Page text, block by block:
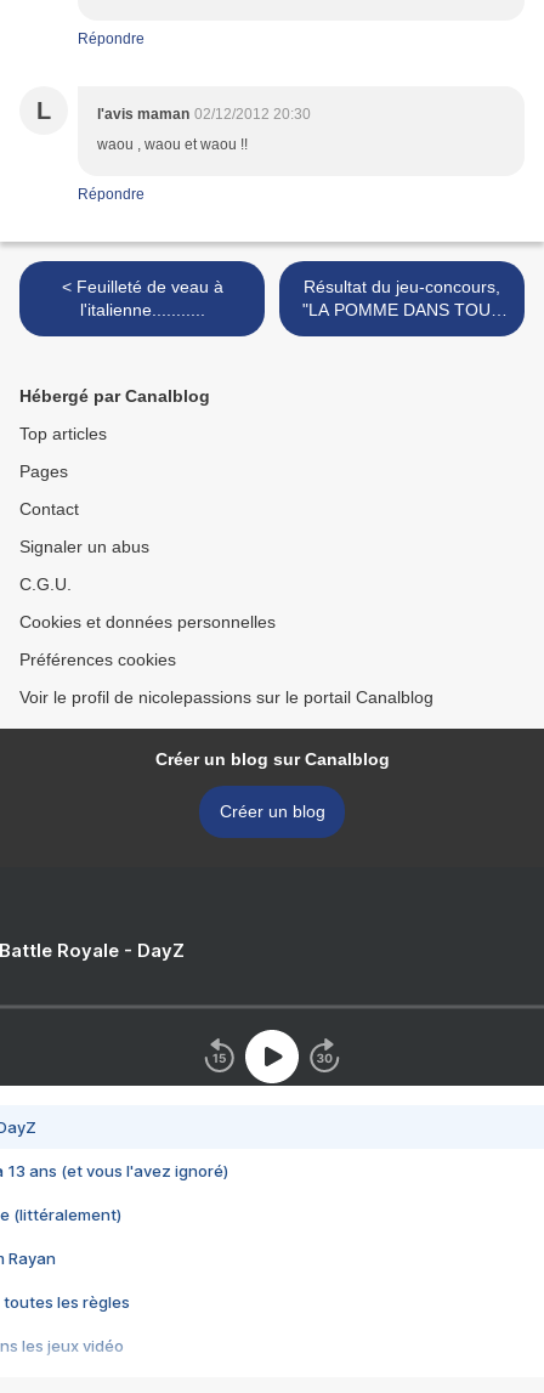
Répondre
L l'avis maman 02/12/2012 20:30
waou , waou et waou !!
Répondre
< Feuilleté de veau à
l'italienne...........
Résultat du jeu-concours,
"LA POMME DANS TOUS
SES ETATS".......Ils
Hébergé par Canalblog
Top articles
Pages
Contact
Signaler un abus
C.G.U.
Cookies et données personnelles
Préférences cookies
Voir le profil de nicolepassions sur le portail Canalblog
Créer un blog sur Canalblog
Créer un blog
Royale - DayZ
13 ans (et vous l'avez ignoré)
(littéralement)
Rayan
toutes les règles
les jeux vidéo